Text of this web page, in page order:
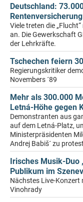
Deutschland:
Viele treten die
an. Die Gewerkschaft
der Lehrkräfte.
Tschechen feiern
Regierungskritiker
Novembers ´89
Mehr als 300.000
Letná-Höhe gegen
Demonstranten aus
auf dem Letná-Platz,
Ministerpräsidenten
Andrej Babiš´ zu
Irisches Musik-Duo
Publikum im
Nächstes Live-Konzert
Vinohrady